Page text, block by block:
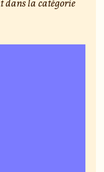
dans la catégorie